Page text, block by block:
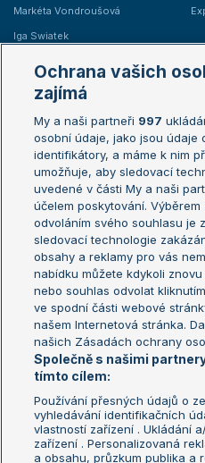
Markéta Vondroušová
Iga Swiatek
Žebříčky
Žebříček ATP (muži)
Žebříček WTA (ženy)
Sázkařský žebříček
Aktualní trendy
Fotbalové přestupy
Livesport Daily
LS Prague Open
Podmínky užití
GDPR a žurnalistika
Ochrana vašich
zajímá
My a naši partneři 997
osobní údaje, jako jsou údaje
identifikátory, a máme k nim
umožňuje, aby sledovací
uvedené v části My a naši
účelem poskytování.
odvoláním svého souhlasu je
sledovací technologie
obsahy a reklamy pro vás
nabídku můžete kdykoli
nebo souhlas odvolat
ve spodní části webové
našem Internetová stránka.
našich Zásadách ochrany
Společně s našimi
tímto cílem:
Používání přesných údajů o
vyhledávání identifikačních
vlastností zařízení . Ukládání
zařízení . Personalizovaná
a obsahu, průzkum publika a